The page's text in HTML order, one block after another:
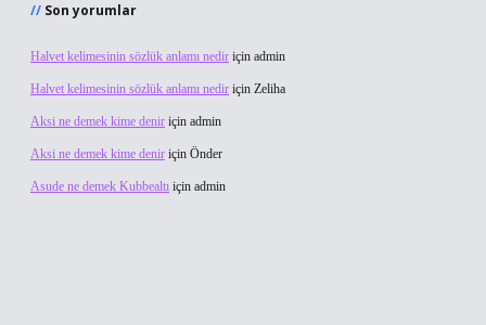
Son yorumlar
Halvet kelimesinin sözlük anlamı nedir için admin
Halvet kelimesinin sözlük anlamı nedir için Zeliha
Aksi ne demek kime denir için admin
Aksi ne demek kime denir için Önder
Asude ne demek Kubbealtı için admin